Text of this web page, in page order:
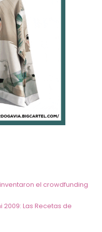
el crowdfunding
2009: Las Recetas de